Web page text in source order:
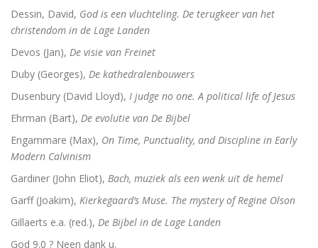
Adrianus VI (1459-1523). De tragische paus uit de
Toen onze wereld christelijk werd
Het verloren koninkrijk
Herinneringen aan Socrates
Wakend over God
Martin Luther
Dessin, David, God is een vluchteling. De terugkeer van het
christendom in de Lage Landen
Devos (Jan), De visie van Freinet
Duby (Georges), De kathedralenbouwers
Dusenbury (David Lloyd), I judge no one. A political life of Jesus
Ehrman (Bart), De evolutie van De Bijbel
Engammare (Max), On Time, Punctuality, and Discipline in Early
Modern Calvinism
Gardiner (John Eliot), Bach, muziek als een wenk uit de hemel
Garff (Joakim), Kierkegaard’s Muse. The mystery of Regine Olson
Gillaerts e.a. (red.), De Bijbel in de Lage Landen
God 9.0 ? Neen dank u.